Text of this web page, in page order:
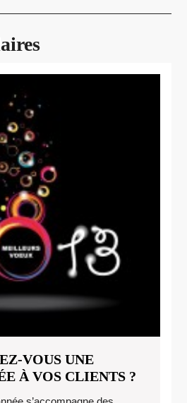
VOUS UNE
À VOS CLIENTS ?